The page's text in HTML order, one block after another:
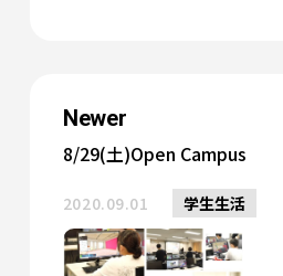
Newer
8/29(土)Open Campus
2020.09.01 学生生活